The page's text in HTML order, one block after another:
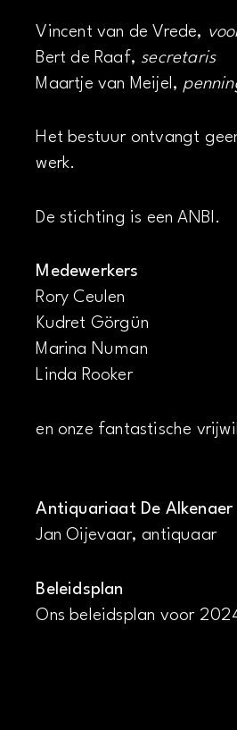
Vincent van de Vrede,
Bert de Raaf, secretaris
Maartje van Meijel,
Het bestuur ontvangt
werk.
De stichting is een ANBI.
Medewerkers
Rory Ceulen
Kudret Görgün
Marina Numan
Linda Rooker
en onze fantastische
Antiquariaat De Alkenaer
Jan Oijevaar, antiquaar
Beleidsplan
Ons beleidsplan voor